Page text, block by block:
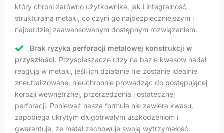
który chroni zarówno użytkownika, jak i integralność
strukturalną metalu, co czyni go najbezpieczniejszym i
najbardziej zaawansowanym dostępnym rozwiązaniem.
Brak ryzyka perforacji metalowej konstrukcji w
przyszłości. Przyspieszacze rdzy na bazie kwasów nadal
reagują w metalu, jeśli ich działanie nie zostanie idealnie
zneutralizowane, nieuchronnie prowadząc do postępującej
korozji wewnętrznej, przerzedzenia i ostatecznej
perforacji. Ponieważ nasza formuła nie zawiera kwasu,
zapobiega ukrytym długotrwałym uszkodzeniom i
gwarantuje, że metal zachowuje swoją wytrzymałość,